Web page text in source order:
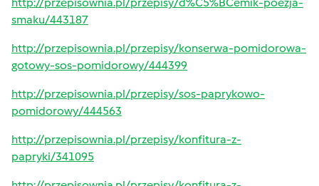
smaku/443187
http://przepisownia.pl/przepisy/konserwa-pomidorowa-
gotowy-sos-pomidorowy/444399
http://przepisownia.pl/przepisy/sos-paprykowo-
pomidorowy/444563
http://przepisownia.pl/przepisy/konfitura-z-
papryki/341095